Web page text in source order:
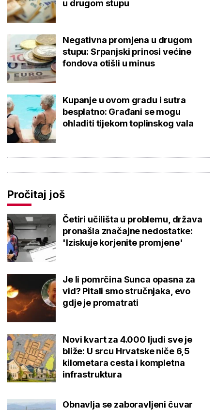
u drugom stupu
Negativna promjena u drugom
stupu: Srpanjski prinosi većine
fondova otišli u minus
Kupanje u ovom gradu i sutra
besplatno: Građani se mogu
ohladiti tijekom toplinskog vala
Pročitaj još
Četiri učilišta u problemu, država
pronašla značajne nedostatke:
'Iziskuje korjenite promjene'
Je li pomrčina Sunca opasna za
vid? Pitali smo stručnjaka, evo
gdje je promatrati
Novi kvart za 4.000 ljudi sve je
bliže: U srcu Hrvatske niče 6,5
kilometara cesta i kompletna
infrastruktura
Obnavlja se zaboravljeni čuvar